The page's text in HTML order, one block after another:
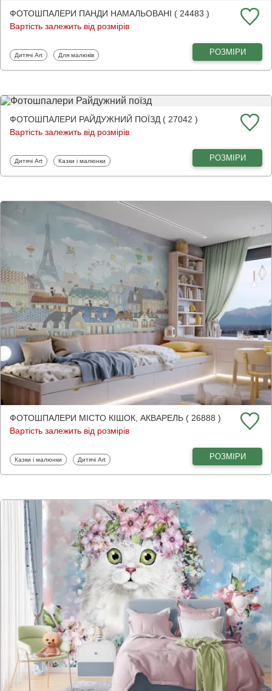
ФОТОШПАЛЕРИ ПАНДИ НАМАЛЬОВАНІ ( 24483 )
Вартість залежить від розмірів
Фотошпалери
Дитячі Art Фотошпалери
Для малюків РОЗМІРИ
ФОТОШПАЛЕРИ РАЙДУЖНИЙ ПОЇЗД ( 27042 )
Вартість залежить від розмірів
Фотошпалери
Дитячі Art Фотошпалери
Казки і малюнки РОЗМІРИ
ФОТОШПАЛЕРИ МІСТО КІШОК, АКВАРЕЛЬ ( 26888 )
Вартість залежить від розмірів
Фотошпалери
Казки і малюнки Фотошпалери
Дитячі Art РОЗМІРИ